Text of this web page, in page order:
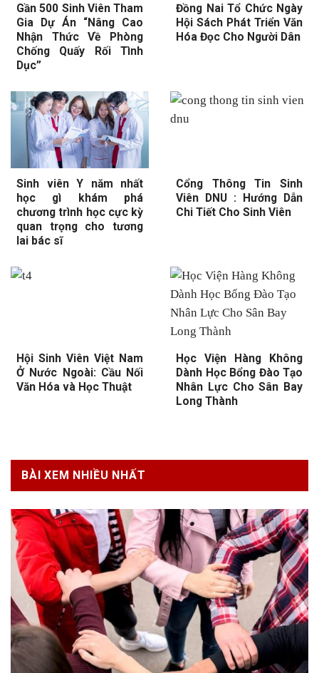
Gần 500 Sinh Viên Tham
Gia Dự Án “Nâng Cao
Nhận Thức Về Phòng
Chống Quấy Rối Tình
Dục”
Đồng Nai Tổ Chức Ngày
Hội Sách Phát Triển Văn
Hóa Đọc Cho Người Dân
Sinh viên Y năm nhất
học gì khám phá
chương trình học cực kỳ
quan trọng cho tương
lai bác sĩ
Cổng Thông Tin Sinh
Viên DNU : Hướng Dẫn
Chi Tiết Cho Sinh Viên
Hội Sinh Viên Việt Nam
Ở Nước Ngoài: Cầu Nối
Văn Hóa và Học Thuật
Học Viện Hàng Không
Dành Học Bổng Đào Tạo
Nhân Lực Cho Sân Bay
Long Thành
BÀI XEM NHIỀU NHẤT